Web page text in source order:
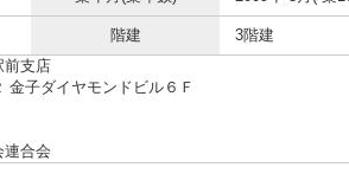
階建 3階建
前支店
金子ダイヤモンドビル６Ｆ
連合会